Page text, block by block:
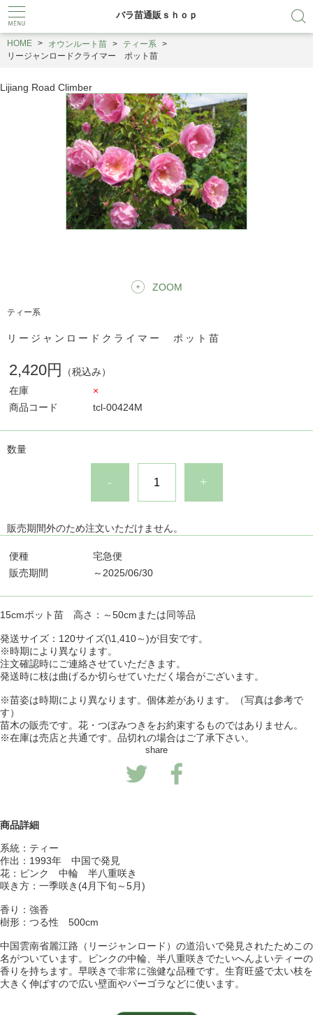
バラ苗通販ｓｈｏｐ
HOME オウンルート苗
ティー系
リージャンロードクライマー ポット苗
Lijiang Road Climber
ZOOM
ティー系
リージャンロードクライマー ポット苗
2,420円
（税込み）
在庫
×
商品コード
tcl-00424M
数量
- +
販売期間外のため注文いただけません。
便種
宅急便
販売期間
～2025/06/30
15cmポット苗 高さ：～50cmまたは同等品
発送サイズ：120サイズ(\1,410～)が目安です。
※時期により異なります。
注文確認時にご連絡させていただきます。
発送時に枝は曲げるか切らせていただく場合がございます。
※苗姿は時期により異なります。個体差があります。（写真は参考で
す）
苗木の販売です。花・つぼみつきをお約束するものではありません。
※在庫は売店と共通です。品切れの場合はご了承下さい。
share
商品詳細
系統：ティー
作出：1993年 中国で発見
花：ピンク 中輪 半八重咲き
咲き方：一季咲き(4月下旬～5月)
香り：強香
樹形：つる性 500cm
中国雲南省麗江路（リージャンロード）の道沿いで発見されたためこの
名がついています。ピンクの中輪、半八重咲きでたいへんよいティーの
香りを持ちます。早咲きで非常に強健な品種です。生育旺盛で太い枝を
大きく伸ばすので広い壁面やパーゴラなどに使います。